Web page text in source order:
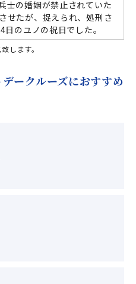
士の婚姻が禁止されていた
せたが、捉えられ、処刑さ
のユノの祝日でした。
します。
ークルーズにおすすめ